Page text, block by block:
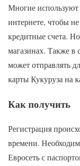
Многие используют
интернете, чтобы
кредитные счета.
магазинах. Также в
может отправлять
карты Кукуруза на
Как получить
Регистрация
времени.
Евросеть с